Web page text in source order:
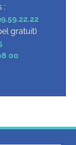
:
gratuit)
00